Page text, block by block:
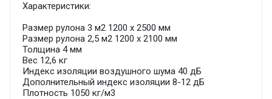
Характеристики:
Размер рулона 3 м2 1200 х 2500 мм
Размер рулона 2,5 м2 1200 х 2100 мм
Толщина 4 мм
Вес 12,6 кг
Индекс изоляции воздушного шума 40 дБ
Дополнительный индекс изоляции 8-12 дБ
Плотность 1050 кг/м3